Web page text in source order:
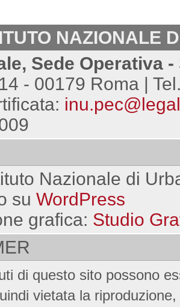
NAZIONALE
Sede Operativa
- 00179 Roma |
Nazionale di
su WordPress
grafica: Studio
di questo sito possono
vietata la